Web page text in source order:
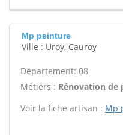
Mp peinture
Ville : Uroy, Cauroy
Département: 08
Métiers : Rénovation de
Voir la fiche artisan : Mp